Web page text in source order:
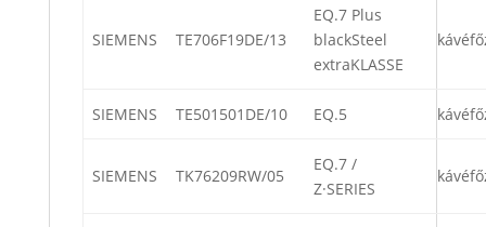
SIEMENS TE706F19DE/13
EQ.7 Plus
blackSteel
extraKLASSE
SIEMENS TE501501DE/10 EQ.5
SIEMENS TK76209RW/05
EQ.7 /
Z·SERIES